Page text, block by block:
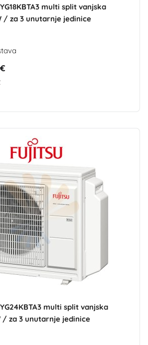
multi split vanjska
/ za 3 unutarnje jedinice
multi split vanjska
/ za 3 unutarnje jedinice